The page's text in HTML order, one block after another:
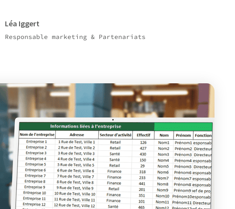
Léa Iggert
Responsable marketing & Partenariats